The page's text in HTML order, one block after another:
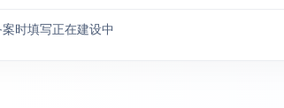
时填写正在建设中